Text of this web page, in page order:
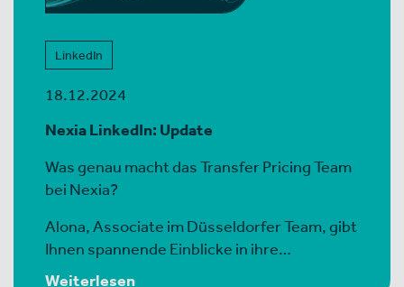
LinkedIn
18.12.2024
Nexia LinkedIn: Update
Was genau macht das Transfer Pricing Team
bei Nexia?
Alona, Associate im Düsseldorfer Team, gibt
Ihnen spannende Einblicke in ihre…
Weiterlesen